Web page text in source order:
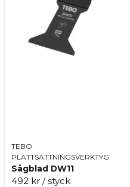
TEBO
PLATTSÄTTNINGSVERKTYG
Sågblad DW11
492 kr / styck